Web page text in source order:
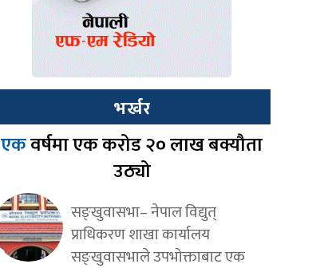
भर्खर
एकवर्षमा एक करोड २० लाख बक्यौता
उठ्यो
सङ्खुवासभा– नेपाल विद्युत्
प्राधिकरण शाखा कार्यालय
सङ्खुवासभाले उपभोक्ताबाट एक